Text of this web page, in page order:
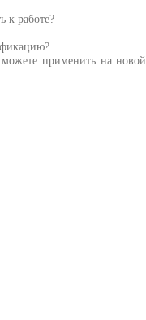
к работе?
применить на новой